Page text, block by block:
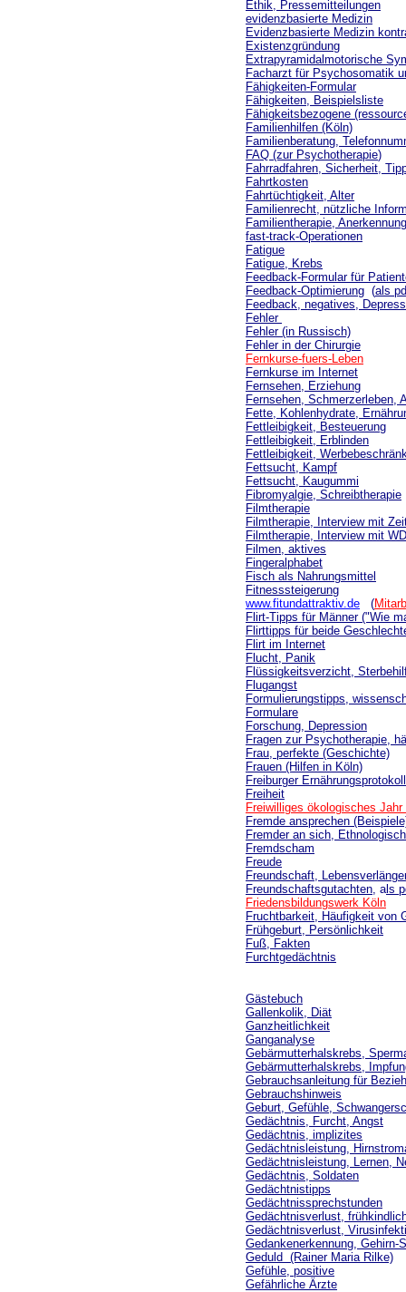
Ethik, Pressemitteilungen
evidenzbasierte Medizin
Evidenzbasierte Medizin
Existenzgründung
Extrapyramidalmotorische
Facharzt für Psychosomatik
Fähigkeiten-Formular
Fähigkeiten, Beispielsliste
Fähigkeitsbezogene
Familienhilfen (Köln)
Familienberatung,
FAQ (zur Psychotherapie)
Fahrradfahren, Sicherheit,
Fahrtkosten
Fahrtüchtigkeit, Alter
Familienrecht, nützliche
Familientherapie, Anerkennung
fast-track-Operationen
Fatigue
Fatigue, Krebs
Feedback-Formular für
Feedback-Optimierung (als
Feedback, negatives,
Fehler
Fehler (in Russisch)
Fehler in der Chirurgie
Fernkurse-fuers-Leben
Fernkurse im Internet
Fernsehen, Erziehung
Fernsehen, Schmerzerleben,
Fette, Kohlenhydrate,
Fettleibigkeit, Besteuerung
Fettleibigkeit, Erblinden
Fettleibigkeit,
Fettsucht, Kampf
Fettsucht, Kaugummi
Fibromyalgie, Schreibtherapie
Filmtherapie
Filmtherapie, Interview mit
Filmtherapie, Interview mit
Filmen, aktives
Fingeralphabet
Fisch als Nahrungsmittel
Fitnesssteigerung
www.fitundattraktiv.de (
Flirt-Tipps für Männer ("Wie
Flirttipps für beide
Flirt im Internet
Flucht, Panik
Flüssigkeitsverzicht,
Flugangst
Formulierungstipps,
Formulare
Forschung, Depression
Fragen zur Psychotherapie,
Frau, perfekte (Geschichte)
Frauen (Hilfen in Köln)
Freiburger Ernährungsprotokoll
Freiheit
Freiwilliges ökologisches Jahr
Fremde ansprechen
Fremder an sich,
Fremdscham
Freude
Freundschaft,
Freundschaftsgutachten, als
Friedensbildungswerk Köln
Fruchtbarkeit, Häufigkeit von
Frühgeburt, Persönlichkeit
Fuß, Fakten
Furchtgedächtnis
Gästebuch
Gallenkolik, Diät
Ganzheitlichkeit
Ganganalyse
Gebärmutterhalskrebs,
Gebärmutterhalskrebs,
Gebrauchsanleitung für
Gebrauchshinweis
Geburt, Gefühle,
Gedächtnis, Furcht, Angst
Gedächtnis, implizites
Gedächtnisleistung,
Gedächtnisleistung, Lernen,
Gedächtnis, Soldaten
Gedächtnistipps
Gedächtnissprechstunden
Gedächtnisverlust,
Gedächtnisverlust,
Gedankenerkennung, Gehirn-
Geduld (Rainer Maria Rilke)
Gefühle, positive
Gefährliche Ärzte